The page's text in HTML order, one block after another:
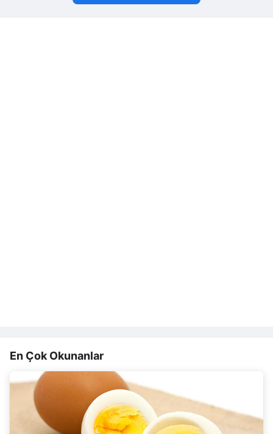
En Çok Okunanlar